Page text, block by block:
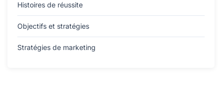
Histoires de réussite
Objectifs et stratégies
Stratégies de marketing